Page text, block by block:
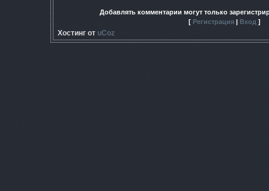
Добавлять комментарии могут только
[ Регистрация Вход ]
Хостинг от uCoz